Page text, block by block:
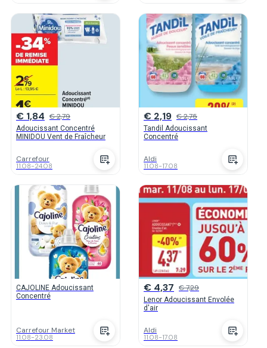
€ 1,84 € 2,79
Adoucissant Concentré
MINIDOU Vent de Fraîcheur
Carrefour
11.08-24.08
€ 2,19 € 2,75
Tandil Adoucissant
Concentré
Aldi
11.08-17.08
CAJOLINE Adoucissant
Concentré
Carrefour Market
11.08-23.08
€ 4,37 € 7,29
Lenor Adoucissant Envolée
d'air
Aldi
11.08-17.08